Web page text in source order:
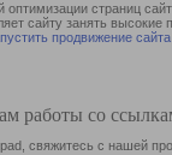
страниц
сайту занять
продвижение сайта
работы со
свяжитесь с нашей